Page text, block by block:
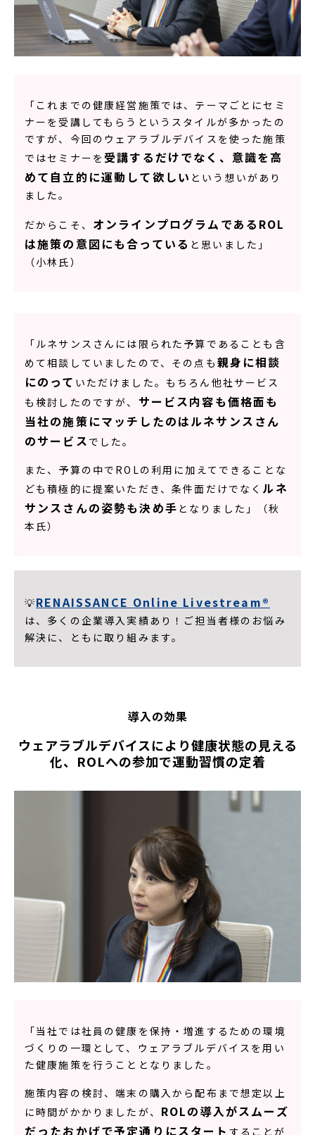
「これまでの健康経営施策では、テーマごとにセミ
ナーを受講してもらうというスタイルが多かったの
ですが、今回のウェアラブルデバイスを使った施策
ではセミナーを 受講するだけでなく、意識を高
めて自立的に運動して欲しい という想いがあり
ました。
だからこそ、 オンラインプログラムであるROL
は施策の意図にも合っている と思いました」
（小林氏）
「ルネサンスさんには限られた予算であることも含
めて相談していましたので、その点も 親身に相談
にのって いただけました。もちろん他社サービス
も検討したのですが、 サービス内容も価格面も
当社の施策にマッチしたのはルネサンスさん
のサービス でした。
また、予算の中でROLの利用に加えてできることな
ども積極的に提案いただき、条件面だけでなく ルネ
サンスさんの姿勢も決め手 となりました」（秋
本氏）
💡RENAISSANCE Online Livestream®
は、多くの企業導入実績あり！ご担当者様のお悩み
解決に、ともに取り組みます。
導入の効果
ウェアラブルデバイスにより健康状態の見える
化、ROLへの参加で運動習慣の定着
「当社では社員の健康を保持・増進するための環境
づくりの一環として、ウェアラブルデバイスを用い
た健康施策を行うこととなりました。
施策内容の検討、端末の購入から配布まで想定以上
に時間がかかりましたが、 ROLの導入がスムーズ
だったおかげで予定通りにスタート することが